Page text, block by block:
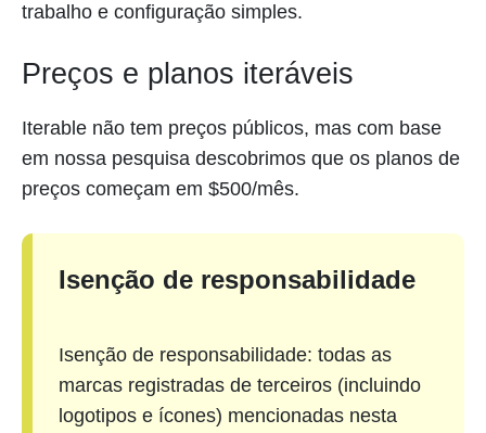
trabalho e configuração simples.
Preços e planos iteráveis
Iterable não tem preços públicos, mas com base
em nossa pesquisa descobrimos que os planos de
preços começam em $500/mês.
Isenção de responsabilidade
Isenção de responsabilidade: todas as
marcas registradas de terceiros (incluindo
logotipos e ícones) mencionadas nesta